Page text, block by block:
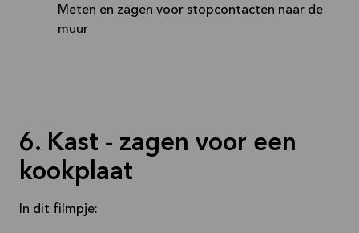
Meten en zagen voor stopcontacten naar de
muur
6. Kast - zagen voor een
kookplaat
In dit filmpje: